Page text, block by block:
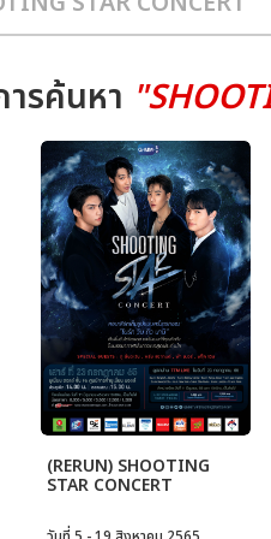
รค้นหา
(RERUN) SHOOTING
STAR CONCERT